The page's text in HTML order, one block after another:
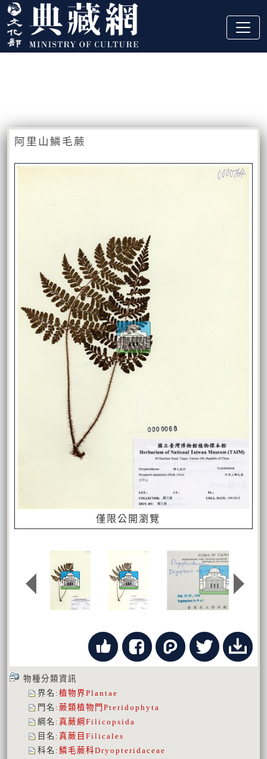
跳到主要內容
:::
阿里山鱗毛蕨
僅限公開瀏覽
物種分類資訊
界名 : 植物界Plantae
門名 : 蕨類植物門 Pteridophyta
綱名 : 真蕨綱 Filicopsida
目名 : 真蕨目 Filicales
科名 : 鱗毛蕨科Dryopteridaceae